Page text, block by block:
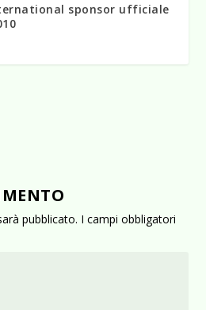
sponsor ufficiale
pubblicato. I campi obbligatori